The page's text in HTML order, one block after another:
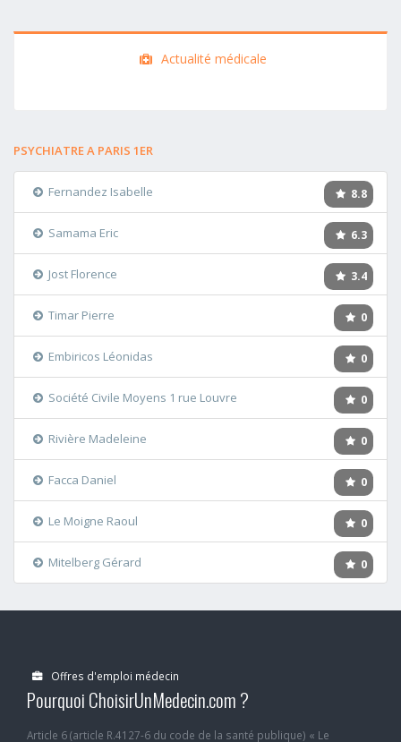
Actualité médicale
PSYCHIATRE A PARIS 1ER
8.8
Fernandez Isabelle
6.3
Samama Eric
3.4
Jost Florence
0
Timar Pierre
0
Embiricos Léonidas
0
Société Civile Moyens 1 rue Louvre
0
Rivière Madeleine
0
Facca Daniel
0
Le Moigne Raoul
0
Mitelberg Gérard
Offres d'emploi médecin
Pourquoi ChoisirUnMedecin.com ?
Article 6 (article R.4127-6 du code de la santé publique) « Le